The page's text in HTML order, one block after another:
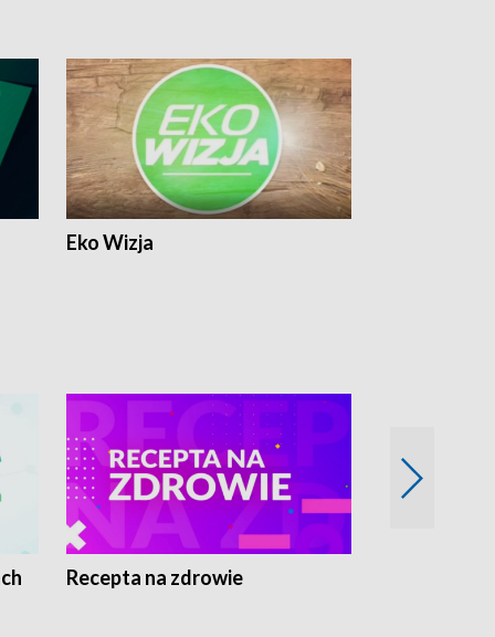
Eko Wizja
Recepta na zdrowie